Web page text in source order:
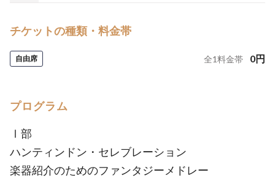
チケットの種類・料金帯
自由席 全1料金帯 0円
プログラム
Ⅰ部
ハンティンドン・セレブレーション
楽器紹介のためのファンタジーメドレー